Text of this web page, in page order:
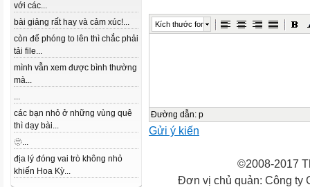
với các...
bài giảng rất hay và cảm xúc!...
còn để phóng to lên thì chắc phải
tải file...
mình vẫn xem được bình thường
mà...
...
các bạn nhỏ ở những vùng quê
thì dạy bài...
🫥...
địa lý đóng vai trò không nhỏ
khiến Hoa Kỳ...
Kích thước font
Đường dẫn: p
Gửi ý kiến
©2008-2017
Đơn vị chủ quản: Công ty